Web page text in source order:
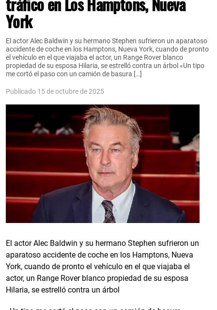
York
El actor Alec Baldwin y su hermano Stephen sufrieron un aparatoso
accidente de coche en los Hamptons, Nueva York, cuando de pronto
el vehículo en el que viajaba el actor, un Range Rover blanco
propiedad de su esposa Hilaria, se estrelló contra un árbol «Un tipo
me cortó el paso con un camión de basura […]
Publicado 15 de octubre de 2025
El actor Alec Baldwin y su hermano Stephen sufrieron un
aparatoso accidente de coche en los Hamptons, Nueva
York, cuando de pronto el vehículo en el que viajaba el
actor, un Range Rover blanco propiedad de su esposa
Hilaria, se estrelló contra un árbol